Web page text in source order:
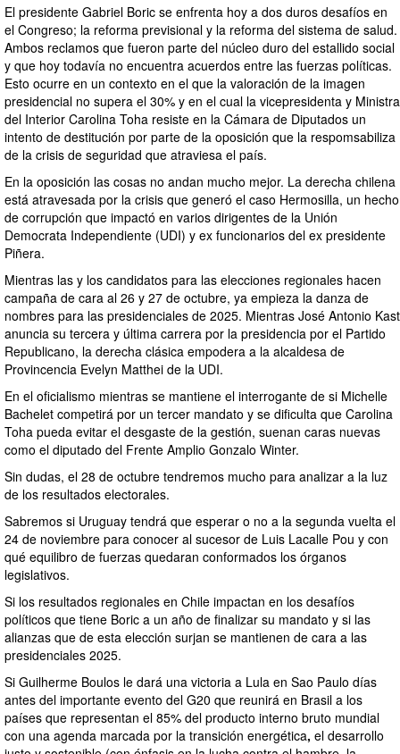
El presidente Gabriel Boric se enfrenta hoy a dos duros desafíos en
el Congreso; la reforma previsional y la reforma del sistema de salud.
Ambos reclamos que fueron parte del núcleo duro del estallido social
y que hoy todavía no encuentra acuerdos entre las fuerzas políticas.
Esto ocurre en un contexto en el que la valoración de la imagen
presidencial no supera el 30% y en el cual la vicepresidenta y Ministra
del Interior Carolina Toha resiste en la Cámara de Diputados un
intento de destitución por parte de la oposición que la respomsabiliza
de la crisis de seguridad que atraviesa el país.
En la oposición las cosas no andan mucho mejor. La derecha chilena
está atravesada por la crisis que generó el caso Hermosilla, un hecho
de corrupción que impactó en varios dirigentes de la Unión
Democrata Independiente (UDI) y ex funcionarios del ex presidente
Piñera.
Mientras las y los candidatos para las elecciones regionales hacen
campaña de cara al 26 y 27 de octubre, ya empieza la danza de
nombres para las presidenciales de 2025. Mientras José Antonio Kast
anuncia su tercera y última carrera por la presidencia por el Partido
Republicano, la derecha clásica empodera a la alcaldesa de
Provincencia Evelyn Matthei de la UDI.
En el oficialismo mientras se mantiene el interrogante de si Michelle
Bachelet competirá por un tercer mandato y se dificulta que Carolina
Toha pueda evitar el desgaste de la gestión, suenan caras nuevas
como el diputado del Frente Amplio Gonzalo Winter.
Sin dudas, el 28 de octubre tendremos mucho para analizar a la luz
de los resultados electorales.
Sabremos si Uruguay tendrá que esperar o no a la segunda vuelta el
24 de noviembre para conocer al sucesor de Luis Lacalle Pou y con
qué equilibro de fuerzas quedaran conformados los órganos
legislativos.
Si los resultados regionales en Chile impactan en los desafíos
políticos que tiene Boric a un año de finalizar su mandato y si las
alianzas que de esta elección surjan se mantienen de cara a las
presidenciales 2025.
Si Guilherme Boulos le dará una victoria a Lula en Sao Paulo días
antes del importante evento del G20 que reunirá en Brasil a los
países que representan el 85% del producto interno bruto mundial
con una agenda marcada por la transición energética, el desarrollo